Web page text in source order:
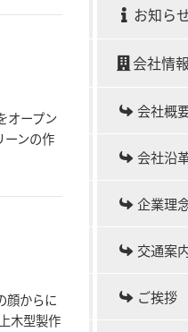
オープン
ーンの作
顔からに
木型製作
お知ら
会社情報
会社概
会社沿
企業理
交通案
ご挨拶